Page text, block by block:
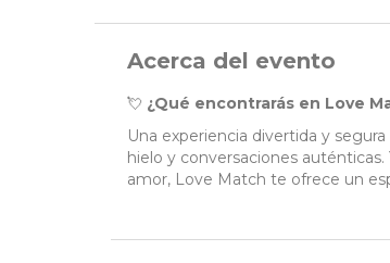
Acerca del evento
💘 ¿Qué encontrarás en Love
Una experiencia divertida y
hielo y conversaciones
amor, Love Match te ofrece un